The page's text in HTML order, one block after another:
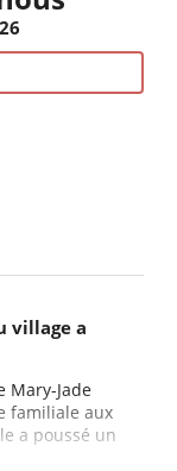
village a
Mary-Jade
familiale aux
a poussé un